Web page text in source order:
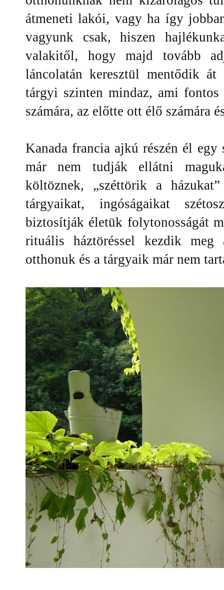
átmeneti lakói, vagy ha így
vagyunk csak, hiszen
valakitől, hogy majd tovább
láncolatán keresztül mentődik
tárgyi szinten mindaz, ami
számára, az előtte ott élő számára
Kanada francia ajkú részén él
már nem tudják ellátni
költöznek, „széttörik a
tárgyaikat, ingóságaikat
biztosítják életük folytonosságát
rituális háztöréssel kezdik
otthonuk és a tárgyaik már nem